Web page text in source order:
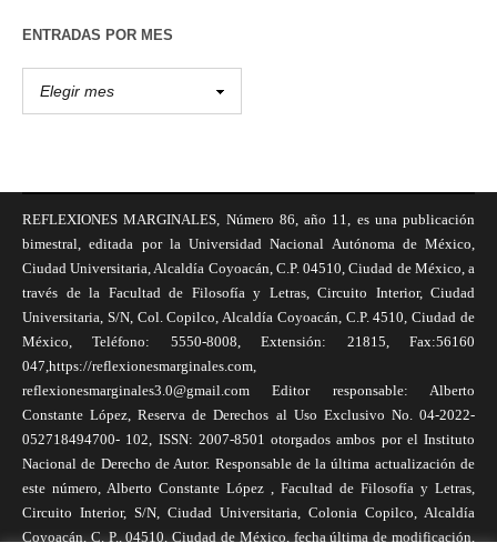
ENTRADAS POR MES
REFLEXIONES MARGINALES, Número 86, año 11, es una publicación
bimestral, editada por la Universidad Nacional Autónoma de México,
Ciudad Universitaria, Alcaldía Coyoacán, C.P. 04510, Ciudad de México, a
través de la Facultad de Filosofía y Letras, Circuito Interior, Ciudad
Universitaria, S/N, Col. Copilco, Alcaldía Coyoacán, C.P. 4510, Ciudad de
México, Teléfono: 5550-8008, Extensión: 21815, Fax:56160
047,https://reflexionesmarginales.com,
reflexionesmarginales3.0@gmail.com Editor responsable: Alberto
Constante López, Reserva de Derechos al Uso Exclusivo No. 04-2022-
052718494700- 102, ISSN: 2007-8501 otorgados ambos por el Instituto
Nacional de Derecho de Autor. Responsable de la última actualización de
este número, Alberto Constante López , Facultad de Filosofía y Letras,
Circuito Interior, S/N, Ciudad Universitaria, Colonia Copilco, Alcaldía
Coyoacán, C. P., 04510, Ciudad de México, fecha última de modificación,